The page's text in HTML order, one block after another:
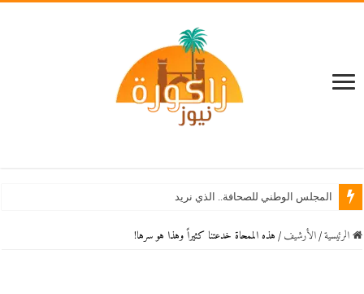
المجلس الوطني للصحافة.. الذي نريد
الرئيسية / اﻷرشيف / هذه الممحاة خدعتنا كثيراً وهذا هو سرها!